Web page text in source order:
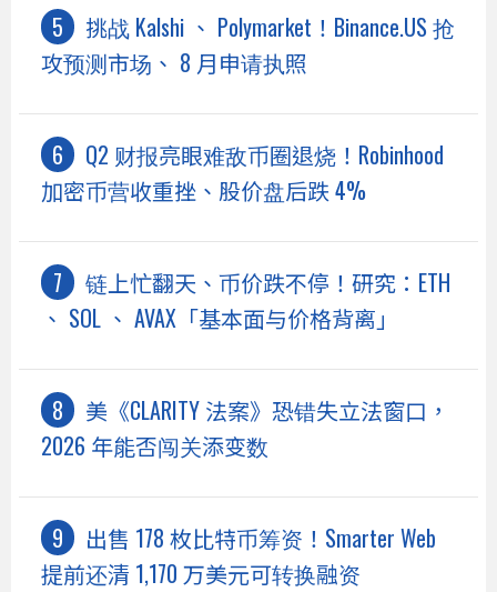
挑战 Kalshi 、 Polymarket！Binance.US 抢
攻预测市场、 8 月申请执照
Q2 财报亮眼难敌币圈退烧！Robinhood
加密币营收重挫、股价盘后跌 4%
链上忙翻天、币价跌不停！研究：ETH
、 SOL 、 AVAX「基本面与价格背离」
美《CLARITY 法案》恐错失立法窗口，
2026 年能否闯关添变数
出售 178 枚比特币筹资！Smarter Web
提前还清 1,170 万美元可转换融资